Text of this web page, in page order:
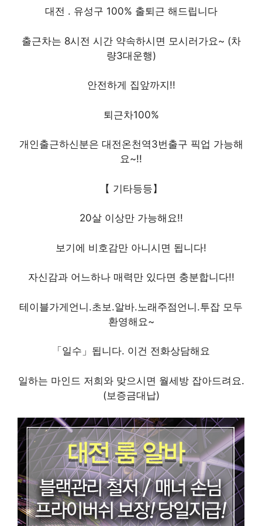
대전 . 유성구 100% 출퇴근 해드립니다
출근차는 8시전 시간 약속하시면 모시러가요~ (차
량3대운행)
안전하게 집앞까지!!
퇴근차100%
개인출근하신분은 대전온천역3번출구 픽업 가능해
요~!!
【 기타등등】
20살 이상만 가능해요!!
보기에 비호감만 아니시면 됩니다!
자신감과 어느하나 매력만 있다면 충분합니다!!
테이블가게언니.초보.알바.노래주점언니.투잡 모두
환영해요~
「일수」됩니다. 이건 전화상담해요
일하는 마인드 저희와 맞으시면 월세방 잡아드려요.
(보증금대납)